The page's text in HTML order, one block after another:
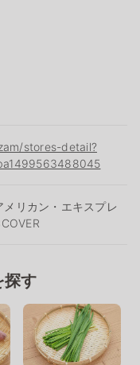
stores-detail?
リカン・エキスプレ
探す